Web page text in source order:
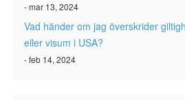
- mar 13, 2024
Vad händer om jag överskrider
eller visum i USA?
- feb 14, 2024